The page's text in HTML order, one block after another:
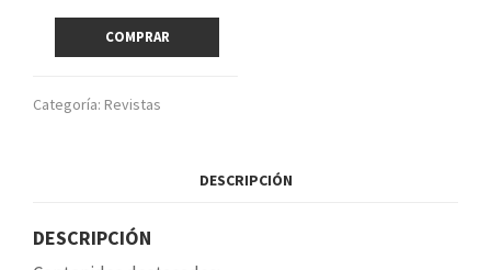
651
(agosto
COMPRAR
Categoría: Revistas
DESCRIPCIÓN
DESCRIPCIÓN